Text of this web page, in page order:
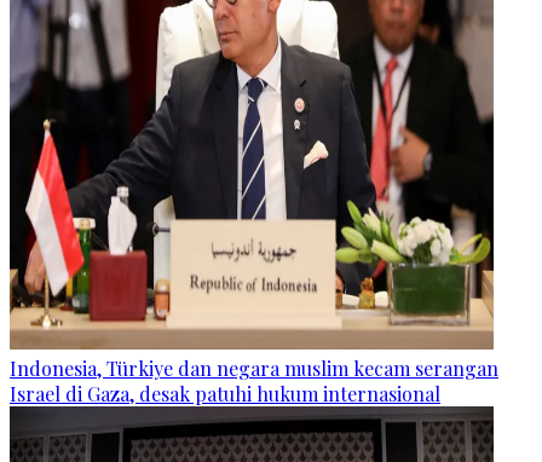
Indonesia, Türkiye dan negara muslim kecam serangan
Israel di Gaza, desak patuhi hukum internasional